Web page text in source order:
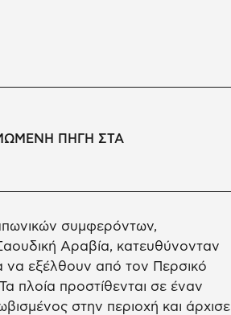
ΠΗΓΗ ΣΤΑ
συμφερόντων,
Αραβία, κατευθύνονταν
να εξέλθουν από τον Περσικό
πλοία προστίθενται σε έναν
στην περιοχή και άρχισε